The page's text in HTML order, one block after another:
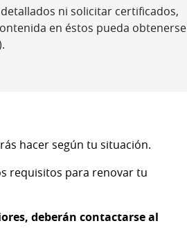
ni solicitar certificados,
en éstos pueda obtenerse
hacer según tu situación.
requisitos para renovar tu
deberán contactarse al